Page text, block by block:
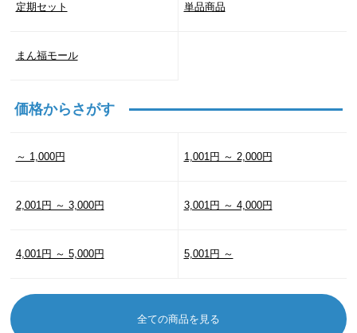
定期セット 単品商品
まん福モール
価格からさがす
～ 1,000円 1,001円 ～ 2,000円
2,001円 ～ 3,000円 3,001円 ～ 4,000円
4,001円 ～ 5,000円 5,001円 ～
全ての商品を見る